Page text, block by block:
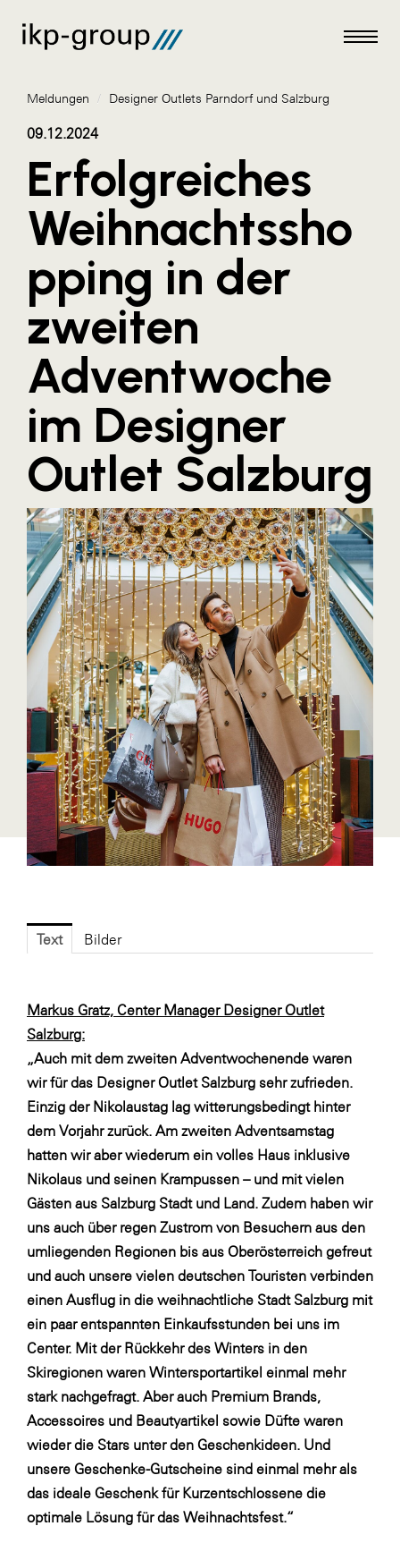
Meldungen
AKTUELLES
ALEX Krems
Amazon Web Services
Artweger
AustroCel Hallein
Blaguss
Bundesverband Sonnenschutztechnik
Cineplexx
Colmobil Austria
Controller Institut
Darbo
Designer Outlets Parndorf und Salzburg
DOMOFERM
Essity
EY
FG UBIT Salzburg
foodaffairs
Fressnapf
FRoSTA
Gas Connect Austria
Getzner Werkstoffe
Heimat Österreich
ikp
Johnson & Johnson
JELD-WEN DANA
kosaplaner
LAT Nitrogen
Libro
Lidl Österreich
Die Menü-Manufaktur
MTH Retail Group
OMV
OptimaMed
PAGRO
PHH Rechtsanwält:innen
Primark
Meldungen / Designer Outlets Parndorf und Salzburg
09.12.2024
Erfolgreiches
Weihnachtssho
pping in der
zweiten
Adventwoche
im Designer
Outlet Salzburg
Text Bilder
Markus Gratz, Center Manager Designer Outlet
Salzburg:
„Auch mit dem zweiten Adventwochenende waren
wir für das Designer Outlet Salzburg sehr zufrieden.
Einzig der Nikolaustag lag witterungsbedingt hinter
dem Vorjahr zurück. Am zweiten Adventsamstag
hatten wir aber wiederum ein volles Haus inklusive
Nikolaus und seinen Krampussen – und mit vielen
Gästen aus Salzburg Stadt und Land. Zudem haben wir
uns auch über regen Zustrom von Besuchern aus den
umliegenden Regionen bis aus Oberösterreich gefreut
und auch unsere vielen deutschen Touristen verbinden
einen Ausflug in die weihnachtliche Stadt Salzburg mit
ein paar entspannten Einkaufsstunden bei uns im
Center. Mit der Rückkehr des Winters in den
Skiregionen waren Wintersportartikel einmal mehr
stark nachgefragt. Aber auch Premium Brands,
Accessoires und Beautyartikel sowie Düfte waren
wieder die Stars unter den Geschenkideen. Und
unsere Geschenke-Gutscheine sind einmal mehr als
das ideale Geschenk für Kurzentschlossene die
optimale Lösung für das Weihnachtsfest.“